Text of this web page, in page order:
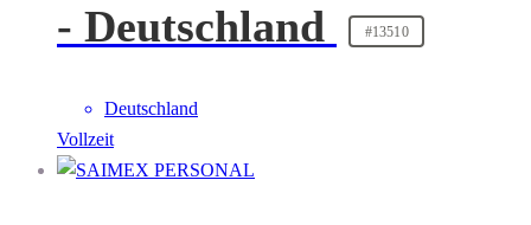
- Deutschland
#13510
Deutschland
Vollzeit